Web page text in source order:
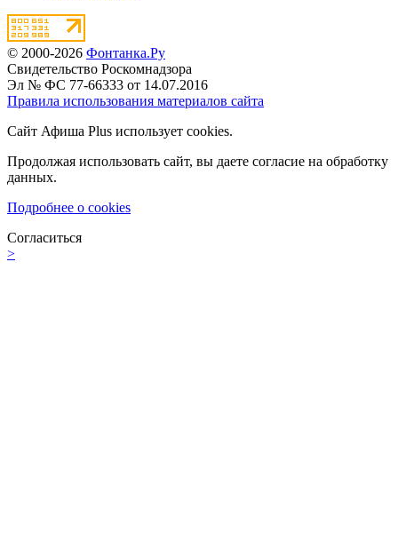
© 2000-2026 Фонтанка.Ру
Свидетельство Роскомнадзора
Эл № ФС 77-66333 от 14.07.2016
Правила использования материалов сайта
Сайт Афиша Plus использует cookies.
Продолжая использовать сайт, вы даете согласие на обработку
данных.
Подробнее о cookies
Согласиться
>